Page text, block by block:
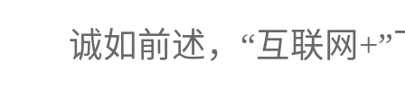
诚如前述，“互联网+”